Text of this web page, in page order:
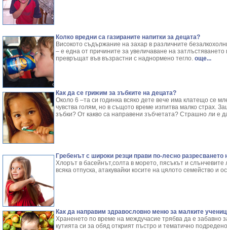
Колко вредни са газираните напитки за децата?
Високото съдържание на захар в различните
– е една от причините за увеличаване на
превръщат във възрастни с наднормено тегло. още...
Как да се грижим за зъбките на децата?
Около 6 –та си годинка всяко дете вече има клатещо се
чувства голям, но в същото време изпитва малко страх.
зъбки? От какво са направени зъбчетата? Страшно ли е
Гребенът с широки резци прави по-лесно разресването
Хлорът в басейнът,солта в морето, пясъкът и слънчевите
всяка отпуска, атакувайки косите на цялото семейство и
Как да направим здравословно меню за малките
Храненето по време на междучасие трябва да е забавно
кутията си за обяд открият пъстро и тематично